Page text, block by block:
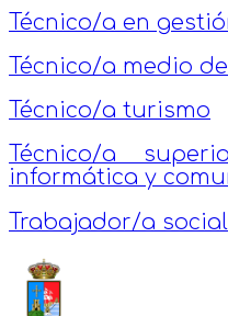
Técnico/a en
Técnico/a medio
Técnico/a turismo
Técnico/a
informática y
Trabajador/a social